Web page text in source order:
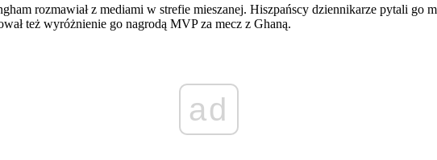
rozmawiał z mediami w strefie mieszanej. Hiszpańscy dziennikarze pytali go
też wyróżnienie go nagrodą MVP za mecz z Ghaną.
ad